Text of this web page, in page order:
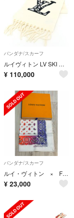
バンダナ/スカーフ
ルイヴィトン LV SKI マフラー･LV アイス クリーム ウール M79377 ロングマフラー パッチ Sランク【中古】
¥ 110,000
バンダナ/スカーフ
ルイ・ヴィトン × FRAGMENT フラグメント レインボー バンダナ
¥ 23,000